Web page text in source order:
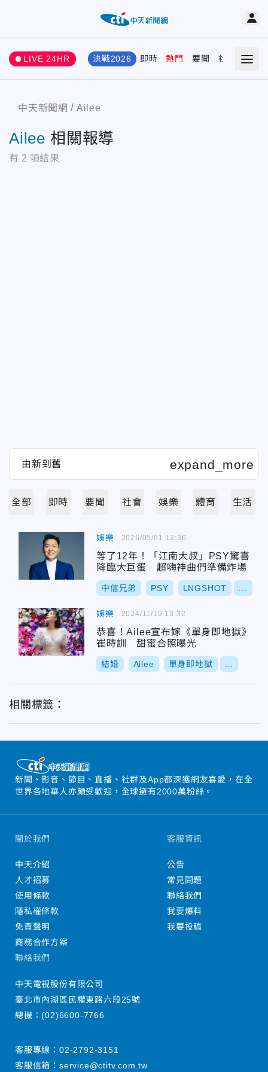
LIVE 24HR 決戰2026 即時 熱門 要聞 社會 娛樂
中天新聞網 Ailee
Ailee 相關報導
有 2 項結果
全部 即時 要聞 社會 娛樂 體育 生活
娛樂
等了12年！「江南大叔」PSY驚喜
降臨大巨蛋 超嗨神曲們準備炸場
中信兄弟 PSY LNGSHOT
2026/05/01 13:36
娛樂
恭喜！Ailee宣布嫁《單身即地獄》
崔時訓 甜蜜合照曝光
結婚 Ailee 單身即地獄
2024/11/19 13:32
相關標籤：
新聞、影音、節目、直播、社群及App都深獲網友喜愛，在全
世界各地華人亦頗受歡迎，全球擁有2000萬粉絲。
關於我們
中天介紹
人才招募
使用條款
隱私權條款
免責聲明
商務合作方案
客服資訊
公告
常見問題
聯絡我們
我要爆料
我要投稿
聯絡我們
中天電視股份有限公司
臺北市內湖區民權東路六段25號
總機：(02)6600-7766
客服專線： 02-2792-3151
客服信箱： service@ctitv.com.tw